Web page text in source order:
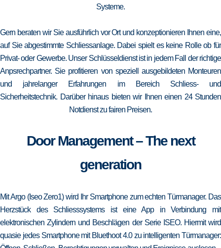
Systeme.
Gern beraten wir Sie ausführlich vor Ort und konzeptionieren Ihnen eine,
auf Sie abgestimmte Schliessanlage. Dabei spielt es keine Rolle ob für
Privat- oder Gewerbe. Unser Schlüsseldienst ist in jedem Fall der richtige
Anpsrechpartner. Sie profitieren von speziell ausgebildeten Monteuren
und jahrelanger Erfahrungen im Bereich Schliess- und
Sicherheitstechnik. Darüber hinaus bieten wir Ihnen einen 24 Stunden
Notdienst zu fairen Preisen.
Door Management – The next
generation
Mit Argo (Iseo Zero1) wird Ihr Smartphone zum echten Türmanager. Das
Herzstück des Schliesssystems ist eine App in Verbindung mit
elektronischen Zylindern und Beschlägen der Serie ISEO. Hiermit wird
quasie jedes Smartphone mit Bluethoot 4.0 zu intelligenten Türmanager: